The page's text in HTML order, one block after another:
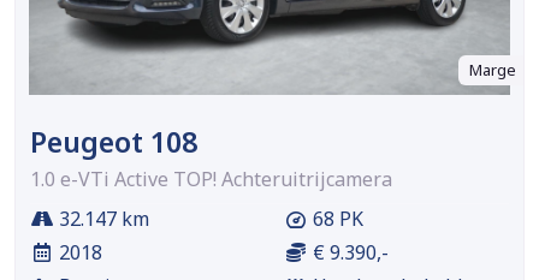
Marge
Peugeot 108
1.0 e-VTi Active TOP! Achteruitrijcamera
32.147 km
2018
68 PK
€ 9.390,-